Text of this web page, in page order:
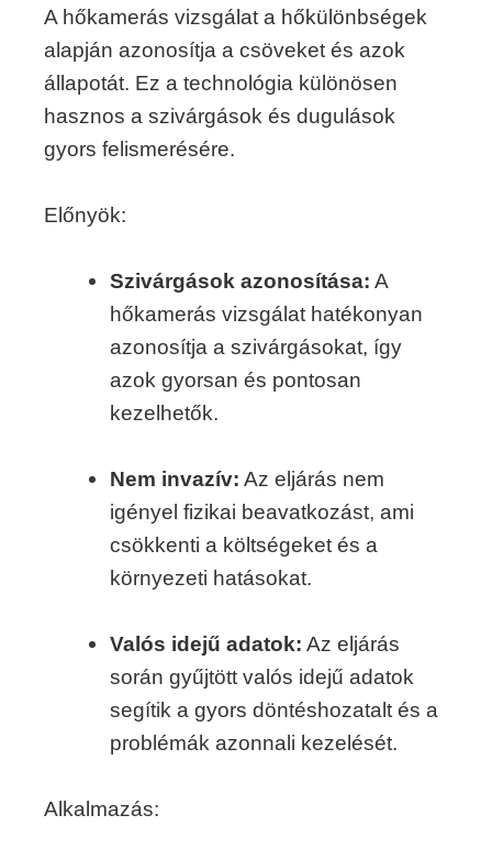
A hőkamerás vizsgálat a hőkülönbségek
alapján azonosítja a csöveket és azok
állapotát. Ez a technológia különösen
hasznos a szivárgások és dugulások
gyors felismerésére.
Előnyök:
Szivárgások azonosítása: A
hőkamerás vizsgálat hatékonyan
azonosítja a szivárgásokat, így
azok gyorsan és pontosan
kezelhetők.
Nem invazív: Az eljárás nem
igényel fizikai beavatkozást, ami
csökkenti a költségeket és a
környezeti hatásokat.
Valós idejű adatok: Az eljárás
során gyűjtött valós idejű adatok
segítik a gyors döntéshozatalt és a
problémák azonnali kezelését.
Alkalmazás: